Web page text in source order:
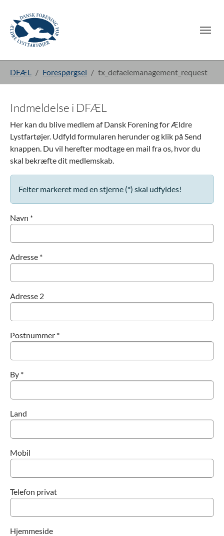
DFÆL Forespørgsel tx_defaelemanagement_request
Indmeldelse i DFÆL
Her kan du blive medlem af Dansk Forening for Ældre
Lystfartøjer. Udfyld formularen herunder og klik på Send
knappen. Du vil herefter modtage en mail fra os, hvor du
skal bekræfte dit medlemskab.
Felter markeret med en stjerne (*) skal udfyldes!
Navn *
Adresse *
Adresse 2
Postnummer *
By *
Land
Mobil
Telefon privat
Hjemmeside